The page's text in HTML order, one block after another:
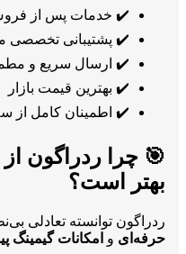
✔️ خدمات پس از
✔️ پشتیبانی تخصصی
✔️ ارسال سریع و
✔️ بهترین قیمت بازار
✔️ اطمینان کامل از
🎯 چرا ردراگون
بهتر است؟
ردراگون توانسته تعادلی
حرفه‌ای و امکانات گیمینگ